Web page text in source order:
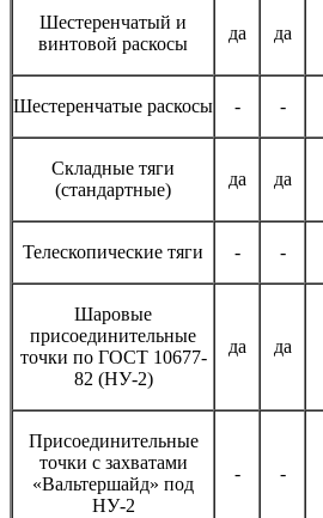
Шестеренчатый и
винтовой раскосы
да да
Шестеренчатые раскосы - -
Складные тяги
(стандартные)
да да
Телескопические тяги - -
Шаровые
присоединительные
точки по ГОСТ 10677-
82 (НУ-2)
да да
Присоединительные
точки с захватами
«Вальтершайд» под
НУ-2
- -